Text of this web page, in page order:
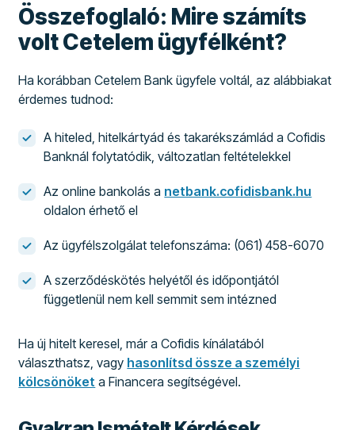
Összefoglaló: Mire számíts
volt Cetelem ügyfélként?
Ha korábban Cetelem Bank ügyfele voltál, az alábbiakat
érdemes tudnod:
A hiteled, hitelkártyád és takarékszámlád a Cofidis
Banknál folytatódik, változatlan feltételekkel
Az online bankolás a netbank.cofidisbank.hu
oldalon érhető el
Az ügyfélszolgálat telefonszáma: (061) 458-6070
A szerződéskötés helyétől és időpontjától
függetlenül nem kell semmit sem intézned
Ha új hitelt keresel, már a Cofidis kínálatából
választhatsz, vagy hasonlítsd össze a személyi
kölcsönöket a Financera segítségével.